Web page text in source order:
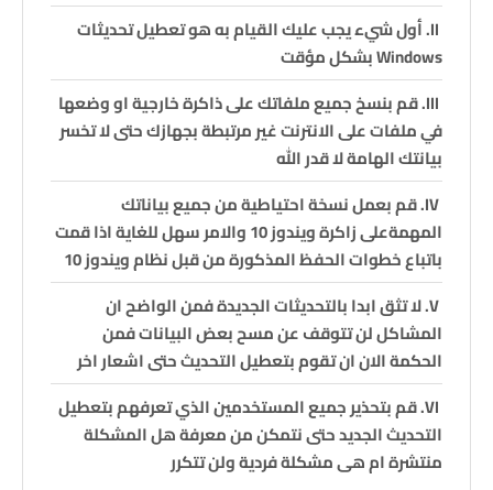
أول شيء يجب عليك القيام به هو تعطيل تحديثات
Windows بشكل مؤقت
قم بنسخ جميع ملفاتك على ذاكرة خارجية او وضعها
في ملفات على الانترنت غير مرتبطة بجهازك حتى لا تخسر
بيانتك الهامة لا قدر الله
قم بعمل نسخة احتياطية من جميع بياناتك
المهمةعلى زاكرة ويندوز 10 والامر سهل للغاية اذا قمت
باتباع خطوات الحفظ المذكورة من قبل نظام ويندوز 10
لا تثق ابدا بالتحديثات الجديدة فمن الواضح ان
المشاكل لن تتوقف عن مسح بعض البيانات فمن
الحكمة الان ان تقوم بتعطيل التحديث حتى اشعار اخر
قم بتحذير جميع المستخدمين الذي تعرفهم بتعطيل
التحديث الجديد حتى نتمكن من معرفة هل المشكلة
منتشرة ام هى مشكلة فردية ولن تتكرر